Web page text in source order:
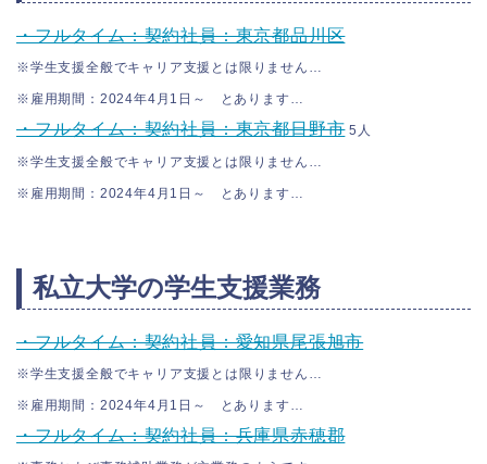
・フルタイム：契約社員：東京都品川区
※学生支援全般でキャリア支援とは限りません…
※雇用期間：2024年4月1日～ とあります…
・フルタイム：契約社員：東京都日野市5人
※学生支援全般でキャリア支援とは限りません…
※雇用期間：2024年4月1日～ とあります…
私立大学の学生支援業務
・フルタイム：契約社員：愛知県尾張旭市
※学生支援全般でキャリア支援とは限りません…
※雇用期間：2024年4月1日～ とあります…
・フルタイム：契約社員：兵庫県赤穂郡